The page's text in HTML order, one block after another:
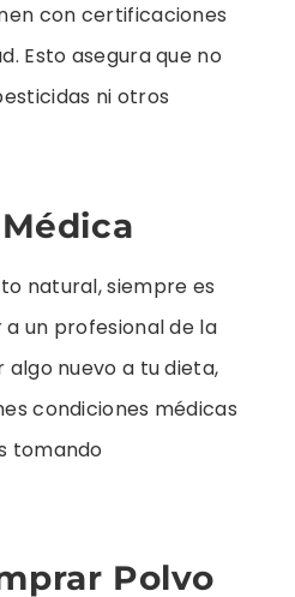
con certificaciones
Esto asegura que no
ni otros
natural, siempre es
un profesional de la
algo nuevo a tu dieta,
condiciones médicas
tomando
Polvo